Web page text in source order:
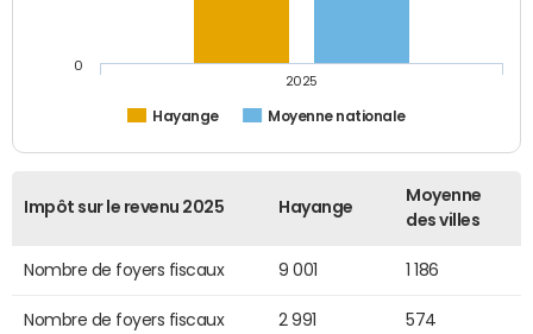
Hayange Moyenne nationale
2025
0
Impôt sur le revenu 2025 Hayange
Moyenne
des villes
Nombre de foyers fiscaux 9 001 1 186
Nombre de foyers fiscaux
2 991 574